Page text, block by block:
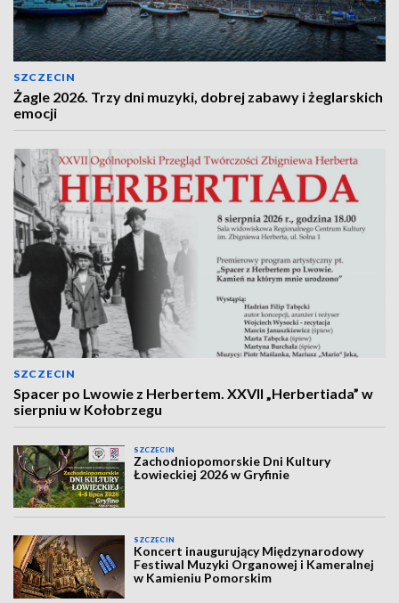
SZCZECIN
Żagle 2026. Trzy dni muzyki, dobrej zabawy i żeglarskich
emocji
SZCZECIN
Spacer po Lwowie z Herbertem. XXVII „Herbertiada” w
sierpniu w Kołobrzegu
SZCZECIN
Zachodniopomorskie Dni Kultury
Łowieckiej 2026 w Gryfinie
SZCZECIN
Koncert inaugurujący Międzynarodowy
Festiwal Muzyki Organowej i Kameralnej
w Kamieniu Pomorskim